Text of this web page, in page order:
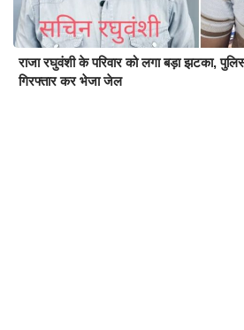
राजा रघुवंशी के परिवार को लगा बड़ा झटका,
गिरफ्तार कर भेजा जेल